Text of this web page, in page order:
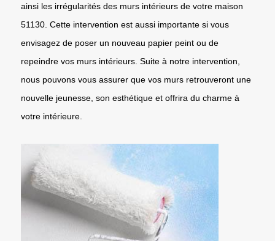
ainsi les irrégularités des murs intérieurs de votre maison
51130. Cette intervention est aussi importante si vous
envisagez de poser un nouveau papier peint ou de
repeindre vos murs intérieurs. Suite à notre intervention,
nous pouvons vous assurer que vos murs retrouveront une
nouvelle jeunesse, son esthétique et offrira du charme à
votre intérieure.